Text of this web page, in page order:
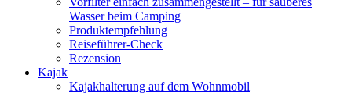
Wasser beim Camping
Produktempfehlung
Reiseführer-Check
Rezension
Kajak
Kajakhalterung auf dem Wohnmobil